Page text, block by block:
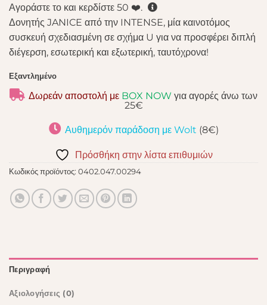
Αγοράστε το και κερδίστε 50 ❤️.
Δονητής JANICE από την INTENSE, μία καινοτόμος
συσκευή σχεδιασμένη σε σχήμα U για να προσφέρει διπλή
διέγερση, εσωτερική και εξωτερική, ταυτόχρονα!
Εξαντλημένο
Δωρεάν αποστολή με BOX NOW για αγορές άνω των
25€
Αυθημερόν παράδοση με Wolt (8€)
Πρόσθήκη στην λίστα επιθυμιών
Κωδικός προϊόντος: 0402.047.00294
Περιγραφή
Αξιολογήσεις (0)